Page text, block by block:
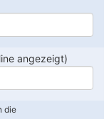
angezeigt)
die